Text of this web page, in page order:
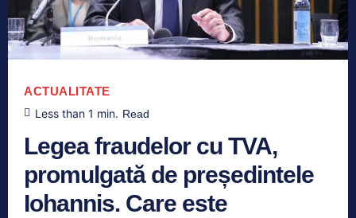
ACTUALITATE
Less than 1 min. Read
Legea fraudelor cu TVA,
promulgată de președintele
Iohannis. Care este